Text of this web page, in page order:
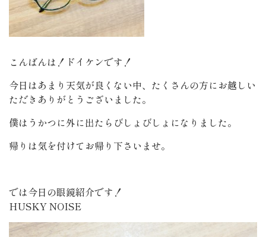
こんばんは！ドイケンです！
今日はあまり天気が良くない中、たくさんの方にお越しい
ただきありがとうございました。
僕はうかつに外に出たらびしょびしょになりました。
帰りは気を付けてお帰り下さいませ。
では今日の眼鏡紹介です！
HUSKY NOISE